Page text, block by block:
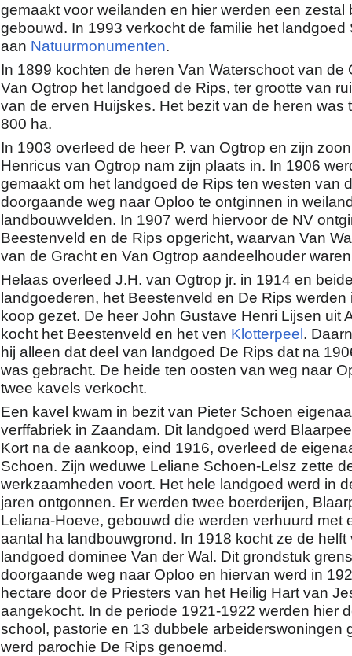
gemaakt voor weilanden en hier werden een zestal
gebouwd. In 1993 verkocht de familie het landgoed
aan Natuurmonumenten.
In 1899 kochten de heren Van Waterschoot van de
Van Ogtrop het landgoed de Rips, ter grootte van
van de erven Huijskes. Het bezit van de heren was
800 ha.
In 1903 overleed de heer P. van Ogtrop en zijn
Henricus van Ogtrop nam zijn plaats in. In 1906
gemaakt om het landgoed de Rips ten westen van
doorgaande weg naar Oploo te ontginnen in
landbouwvelden. In 1907 werd hiervoor de NV
Beestenveld en de Rips opgericht, waarvan Van
van de Gracht en Van Ogtrop aandeelhouder
Helaas overleed J.H. van Ogtrop jr. in 1914 en
landgoederen, het Beestenveld en De Rips werden
koop gezet. De heer John Gustave Henri Lijsen uit
kocht het Beestenveld en het ven Klotterpeel.
hij alleen dat deel van landgoed De Rips dat na
was gebracht. De heide ten oosten van weg naar
twee kavels verkocht.
Een kavel kwam in bezit van Pieter Schoen
verffabriek in Zaandam. Dit landgoed werd
Kort na de aankoop, eind 1916, overleed de
Schoen. Zijn weduwe Leliane Schoen-Lelsz zette
werkzaamheden voort. Het hele landgoed werd in
jaren ontgonnen. Er werden twee boerderijen,
Leliana-Hoeve, gebouwd die werden verhuurd met
aantal ha landbouwgrond. In 1918 kocht ze de helft
landgoed dominee Van der Wal. Dit grondstuk
doorgaande weg naar Oploo en hiervan werd in
hectare door de Priesters van het Heilig Hart van
aangekocht. In de periode 1921-1922 werden hier
school, pastorie en 13 dubbele arbeiderswoningen
werd parochie De Rips genoemd.